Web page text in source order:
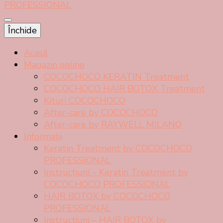
Tratament cu keratină braziliană COCOCHOCO
PROFESSIONAL
Prețuri începând de la 21 lei!
Închide
Acasă
Magazin online
COCOCHOCO KERATIN Treatment
COCOCHOCO HAIR BOTOX Treatment
Kituri COCOCHOCO
After-care by COCOCHOCO
After-care by RAYWELL MILANO
Informații
Keratin Treatment by COCOCHOCO
PROFESSIONAL
Instrucțiuni – Keratin Treatment by
COCOCHOCO PROFESSIONAL
HAIR BOTOX by COCOCHOCO
PROFESSIONAL
Instrucțiuni – HAIR BOTOX by